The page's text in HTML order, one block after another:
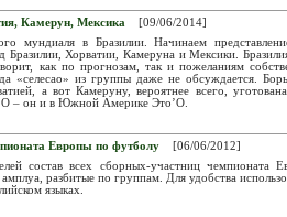
Камерун, Мексика
[09/06/2014]
мундиаля в Бразилии. Начинаем
Бразилии, Хорватии, Камеруна и Мексики.
как по прогнозам, так и пожеланиям
«селесао» из группы даже не обсуждается.
а вот Камеруну, вероятнее всего,
– он и в Южной Америке Это’О.
Европы по футболу
[06/06/2012]
состав всех сборных-участниц чемпионата
разбитые по группам. Для удобства
языках.